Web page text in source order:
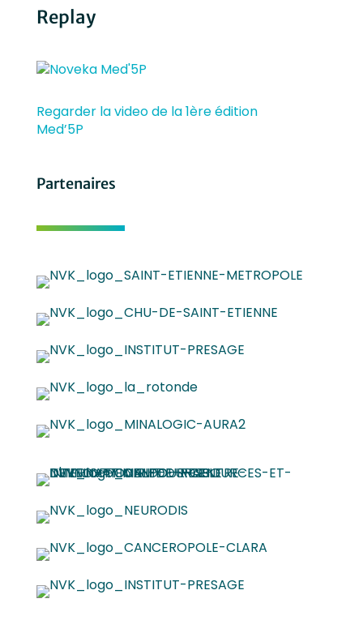
Replay
Regarder la video de la 1ère édition
Med’5P
Partenaires